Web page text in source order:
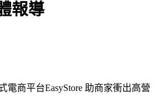
報導
電商平台EasyStore 助商家衝出高營